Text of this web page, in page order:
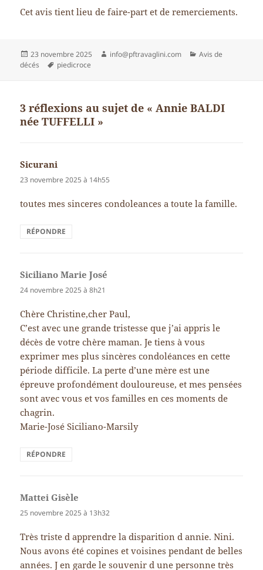
Cet avis tient lieu de faire-part et de remerciements.
Publié
le
23 novembre 2025 Auteur
info@pftravaglini.com Catégories
Avis de
décés
Mots-
piedicroce
3 réflexions au sujet de « Annie BALDI
née TUFFELLI »
Sicurani
23 novembre 2025 à 14h55
toutes mes sinceres condoleances a toute la famille.
RÉPONDRE
Siciliano Marie José
24 novembre 2025 à 8h21
Chère Christine,cher Paul,
C’est avec une grande tristesse que j’ai appris le
décès de votre chère maman. Je tiens à vous
exprimer mes plus sincères condoléances en cette
période difficile. La perte d’une mère est une
épreuve profondément douloureuse, et mes pensées
sont avec vous et vos familles en ces moments de
chagrin.
Marie-José Siciliano-Marsily
RÉPONDRE
Mattei Gisèle
25 novembre 2025 à 13h32
Très triste d apprendre la disparition d annie. Nini.
Nous avons été copines et voisines pendant de belles
années. J en garde le souvenir d une personne très